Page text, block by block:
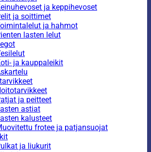
ja keppihevoset
ja soittimet
ja hahmot
lasten lelut
ja kauppaleikit
ja peitteet
astiat
kalusteet
frotee ja patjansuojat
ja liukurit